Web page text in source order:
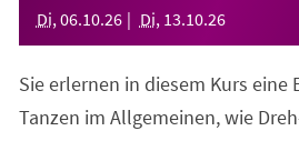
Di, 06.10.26 Di, 13.10.26
Sie erlernen in diesem Kurs eine
Tanzen im Allgemeinen, wie